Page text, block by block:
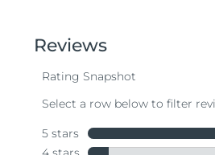
stars,
rating
value.
Same
page